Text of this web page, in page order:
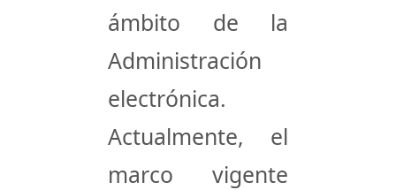
ámbito de la
Administración
electrónica.
Actualmente, el
marco vigente